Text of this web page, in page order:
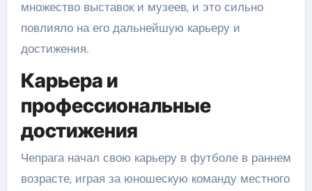
множество выставок и музеев, и это сильно
повлияло на его дальнейшую карьеру и
достижения.
Карьера и
профессиональные
достижения
Чепрага начал свою карьеру в футболе в раннем
возрасте, играя за юношескую команду местного